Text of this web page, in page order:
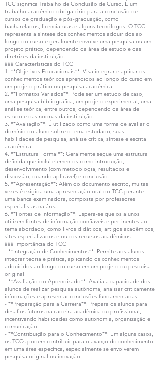
TCC significa Trabalho de Conclusão de Curso. É um
trabalho acadêmico obrigatório para a conclusão de
cursos de graduação e pós-graduação, como
bacharelados, licenciaturas e alguns tecnólogos. O TCC
representa a síntese dos conhecimentos adquiridos ao
longo do curso e geralmente envolve uma pesquisa ou um
projeto prático, dependendo da área de estudo e das
diretrizes da instituição.
### Características do TCC
1. **Objetivos Educacionais**: Visa integrar e aplicar os
conhecimentos teóricos aprendidos ao longo do curso em
um projeto prático ou pesquisa acadêmica.
2. **Formatos Variados**: Pode ser um estudo de caso,
uma pesquisa bibliográfica, um projeto experimental, uma
análise teórica, entre outros, dependendo da área de
estudo e das normas da instituição.
3. **Avaliação**: É utilizado como uma forma de avaliar o
domínio do aluno sobre o tema estudado, suas
habilidades de pesquisa, análise crítica, síntese e escrita
acadêmica.
4. **Estrutura Formal**: Geralmente segue uma estrutura
definida que inclui elementos como introdução,
desenvolvimento (com metodologia, resultados e
discussão, quando aplicável) e conclusão.
5. **Apresentação**: Além do documento escrito, muitas
vezes é exigida uma apresentação oral do TCC perante
uma banca examinadora, composta por professores
especialistas na área.
6. **Fontes de Informação**: Espera-se que os alunos
utilizem fontes de informação confiáveis e pertinentes ao
tema abordado, como livros didáticos, artigos acadêmicos,
sites especializados e outros recursos acadêmicos.
### Importância do TCC
- **Integração de Conhecimentos**: Permite aos alunos
integrar teoria e prática, aplicando os conhecimentos
adquiridos ao longo do curso em um projeto ou pesquisa
original.
- **Avaliação do Aprendizado**: Avalia a capacidade dos
alunos de realizar pesquisa autônoma, analisar criticamente
informações e apresentar conclusões fundamentadas.
- **Preparação para a Carreira**: Prepara os alunos para
desafios futuros na carreira acadêmica ou profissional,
incentivando habilidades como autonomia, organização e
comunicação.
- **Contribuição para o Conhecimento**: Em alguns casos,
os TCCs podem contribuir para o avanço do conhecimento
em uma área específica, especialmente se envolverem
pesquisa original ou inovação.